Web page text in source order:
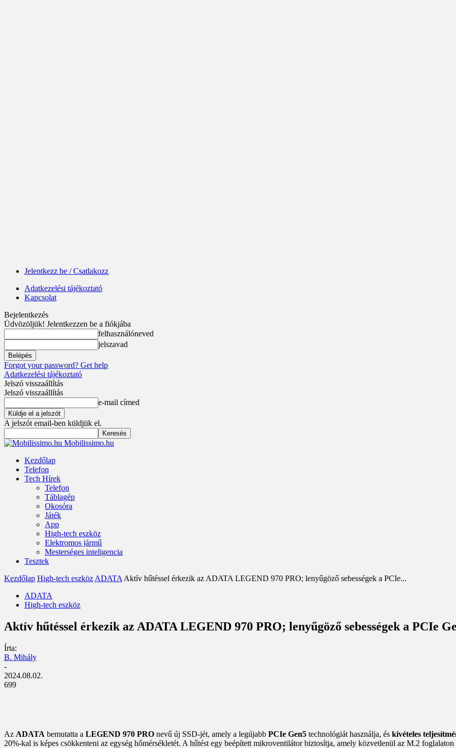
Jelentkezz be / Csatlakozz
Adatkezelési tájékoztató
Kapcsolat
Bejelentkezés
Üdvözöljük! Jelentkezzen be a fiókjába
felhasználóneved
jelszavad
Forgot your password? Get help
Adatkezelési tájékoztató
Jelszó visszaállítás
Jelszó visszaállítás
e-mail címed
A jelszót email-ben küldjük el.
Mobilissimo.hu
Kezdőlap
Telefon
Tech Hírek
Telefon
Táblagép
Okosóra
Játék
App
High-tech eszköz
Elektromos jármű
Mesterséges inteligencia
Tesztek
Kezdőlap High-tech eszköz ADATA Aktív hűtéssel érkezik az ADATA LEGEND 970 PRO; lenyűgöző sebességek a PCIe...
ADATA
High-tech eszköz
Aktív hűtéssel érkezik az ADATA LEGEND 970 PRO; lenyűgöző sebességek a PCIe
Írta:
B. Mihály
-
2024.08.02.
699
Az ADATA bemutatta a LEGEND 970 PRO nevű új SSD-jét, amely a legújabb PCIe Gen5 technológiát használja, és kivételes
20%-kal is képes csökkenteni az egység hőmérsékletét. A hűtést egy beépített mikroventilátor biztosítja, amely közvetlenül az M.2